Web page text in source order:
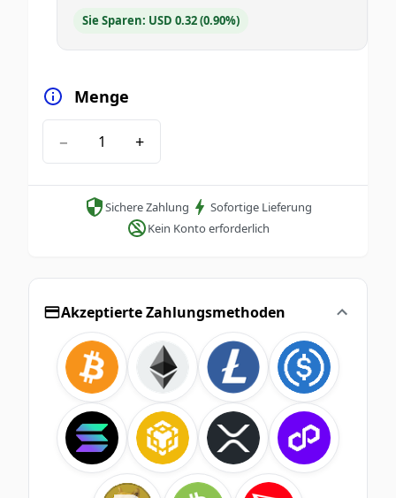
Sie Sparen: USD 0.32 (0.90%)
Menge
− +
Sichere Zahlung
Sofortige Lieferung
Kein Konto erforderlich
Akzeptierte Zahlungsmethoden